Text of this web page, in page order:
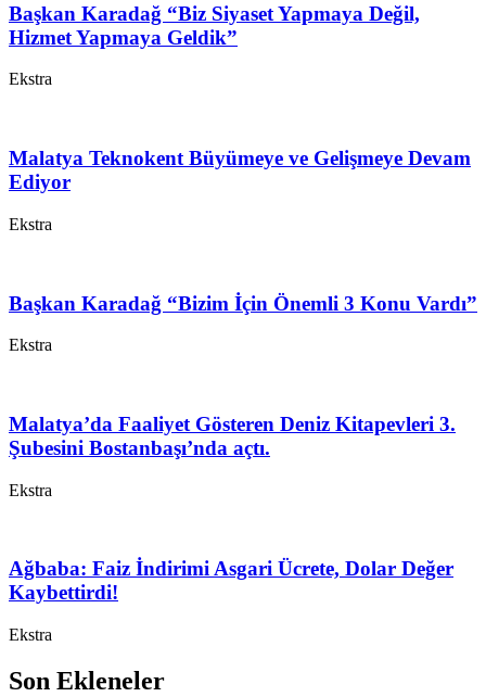
Başkan Karadağ “Biz Siyaset Yapmaya Değil,
Hizmet Yapmaya Geldik”
Ekstra
Malatya Teknokent Büyümeye ve Gelişmeye Devam
Ediyor
Ekstra
Başkan Karadağ “Bizim İçin Önemli 3 Konu Vardı”
Ekstra
Malatya’da Faaliyet Gösteren Deniz Kitapevleri 3.
Şubesini Bostanbaşı’nda açtı.
Ekstra
Ağbaba: Faiz İndirimi Asgari Ücrete, Dolar Değer
Kaybettirdi!
Ekstra
Son Ekleneler